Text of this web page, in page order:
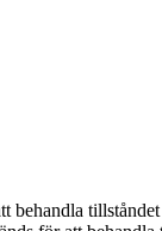
tillståndet